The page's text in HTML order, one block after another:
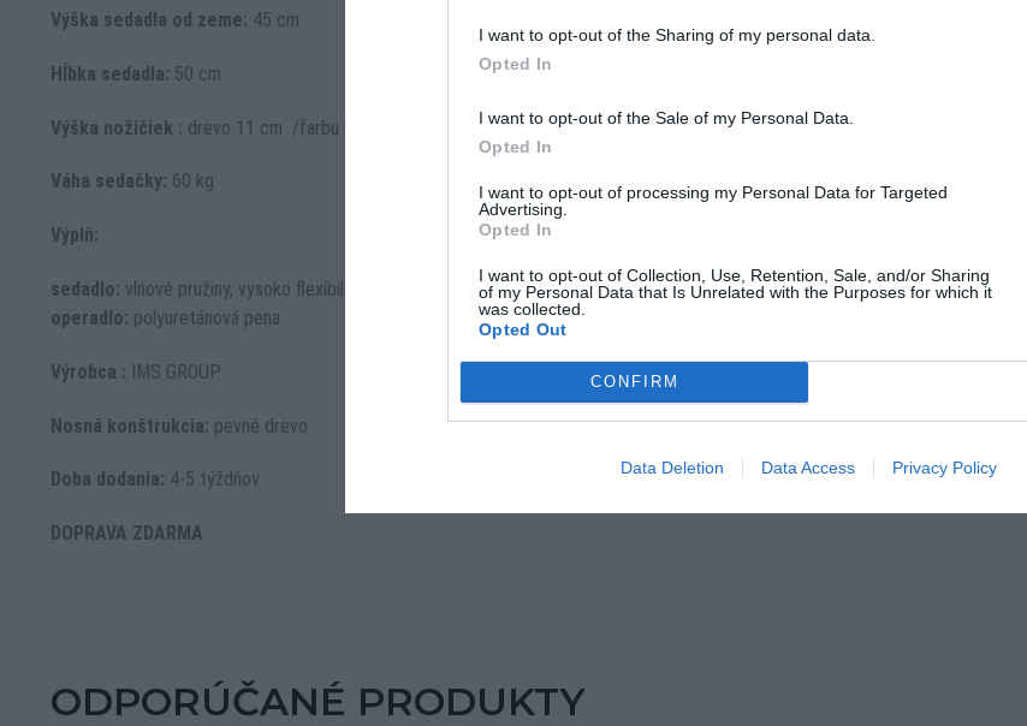
I want to opt-out of the Sharing of my personal data.
Opted In
I want to opt-out of the Sale of my Personal Data.
Opted In
I want to opt-out of processing my Personal Data for Targeted
Advertising.
Opted In
I want to opt-out of Collection, Use, Retention, Sale, and/or Sharing
of my Personal Data that Is Unrelated with the Purposes for which it
was collected.
Opted Out
CONFIRM
Data Deletion Data Access Privacy Policy
Výška sedadla od zeme: 45 cm
Hĺbka sedadla: 50 cm
Výška nožičiek : drevo 11 cm /farbu nožičiek uveďte v objednávke - viď obrázok
Váha sedačky: 60 kg
Výplň:
sedadlo: vlnové pružiny, vysoko flexibilná polyuretánová pena
operadlo: polyuretánová pena
Výrobca : IMS GROUP
Nosná konštrukcia: pevné drevo
Doba dodania: 4-5 týždňov
DOPRAVA ZDARMA
ODPORÚČANÉ PRODUKTY